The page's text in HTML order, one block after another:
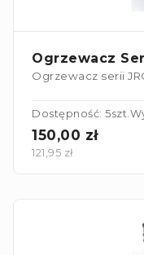
Ogrzewacz
Ogrzewacz serii
Dostępność: 5szt.
150,00 zł
121,95 zł